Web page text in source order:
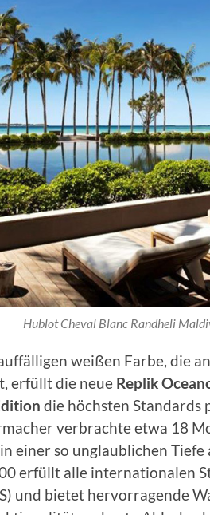
Hublot Cheval Blanc Randheli
weißen Farbe, die
erfüllt die neue Replik
die höchsten Standards
verbrachte etwa 18
einer so unglaublichen
erfüllt alle internationalen
und bietet hervorragende